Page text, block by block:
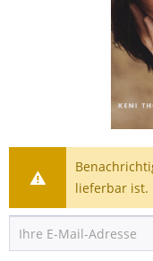
lieferbar ist.